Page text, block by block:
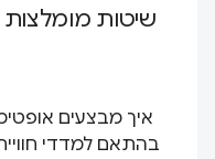
שיטות מומלצות
איך מבצעים